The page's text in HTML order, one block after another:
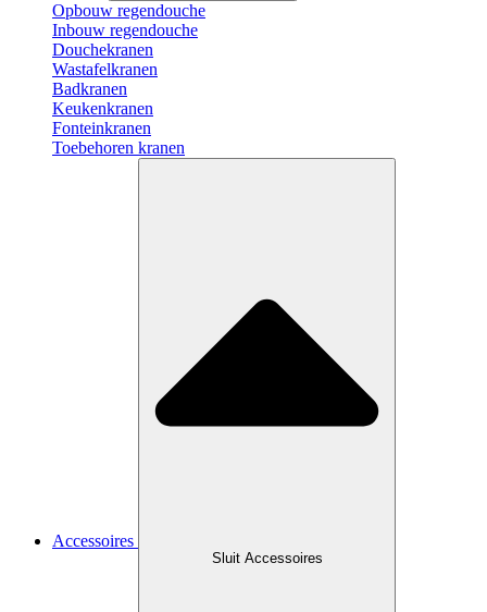
Opbouw regendouche
Inbouw regendouche
Douchekranen
Wastafelkranen
Badkranen
Keukenkranen
Fonteinkranen
Toebehoren kranen
Accessoires
Sluit Accessoires